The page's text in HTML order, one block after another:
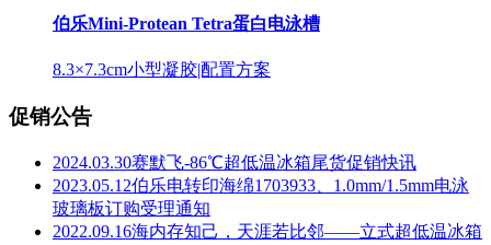
伯乐Mini-Protean Tetra蛋白电泳槽
8.3×7.3cm小型凝胶|配置方案
促销公告
2024.03.30赛默飞-86℃超低温冰箱尾货促销快讯
2023.05.12伯乐电转印海绵1703933、1.0mm/1.5mm电泳
玻璃板订购受理通知
2022.09.16海内存知己，天涯若比邻——立式超低温冰箱